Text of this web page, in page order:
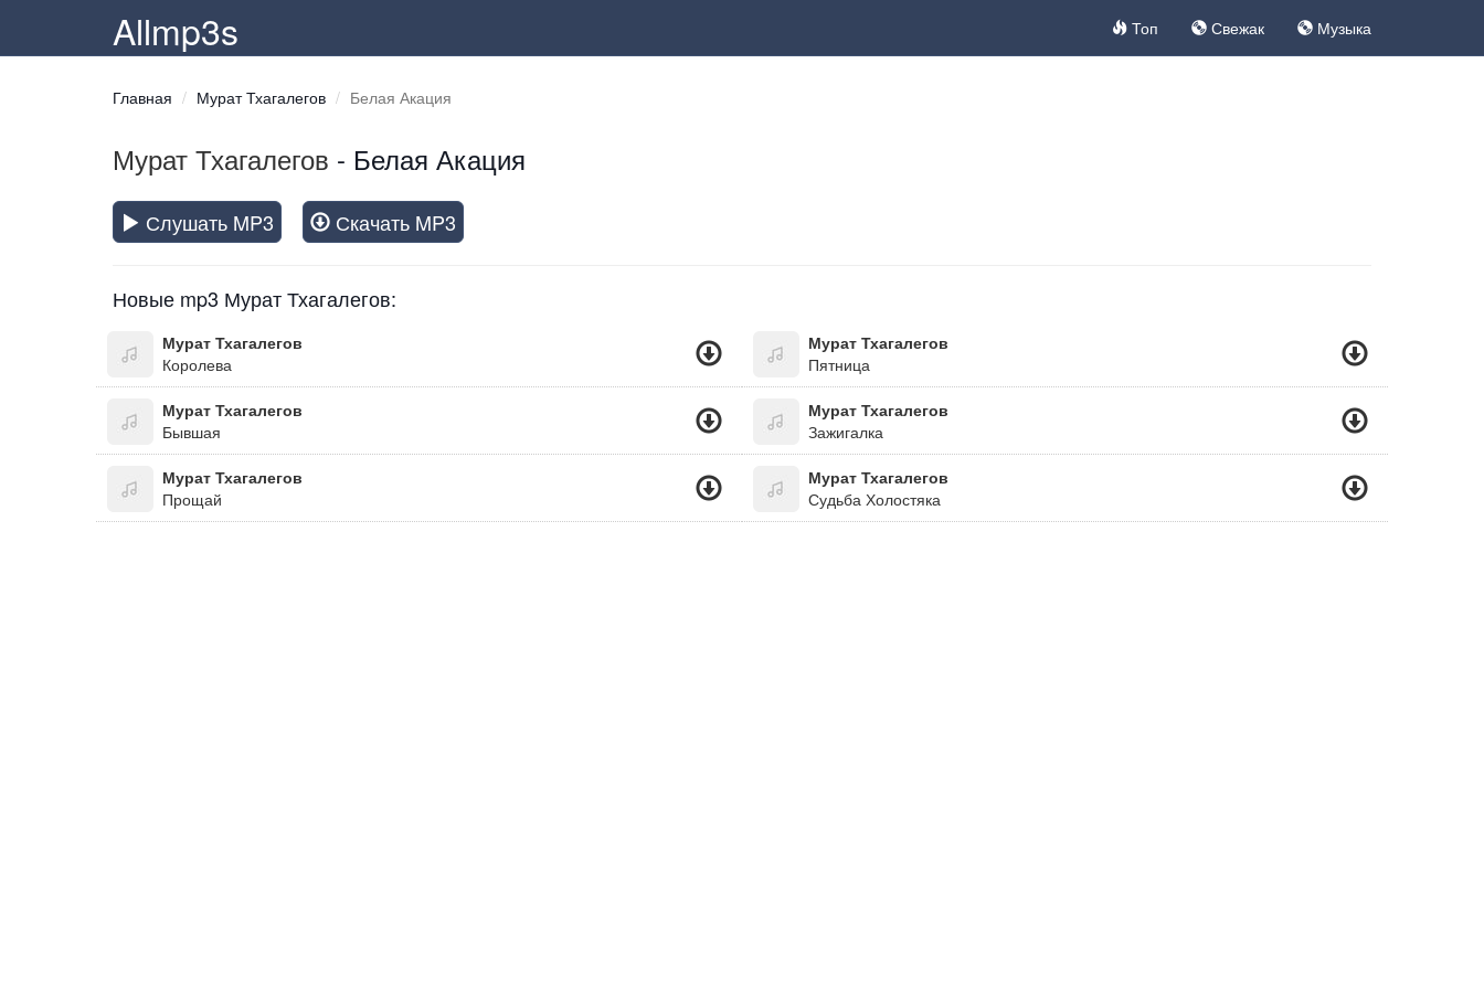
Allmp3s Топ Свежак Музыка
Главная Мурат Тхагалегов Белая Акация
Мурат Тхагалегов - Белая Акация
Слушать MP3 Скачать MP3
Новые mp3 Мурат Тхагалегов:
Мурат Тхагалегов
Королева
Мурат Тхагалегов
Пятница
Мурат Тхагалегов
Бывшая
Мурат Тхагалегов
Зажигалка
Мурат Тхагалегов
Прощай
Мурат Тхагалегов
Судьба Холостяка